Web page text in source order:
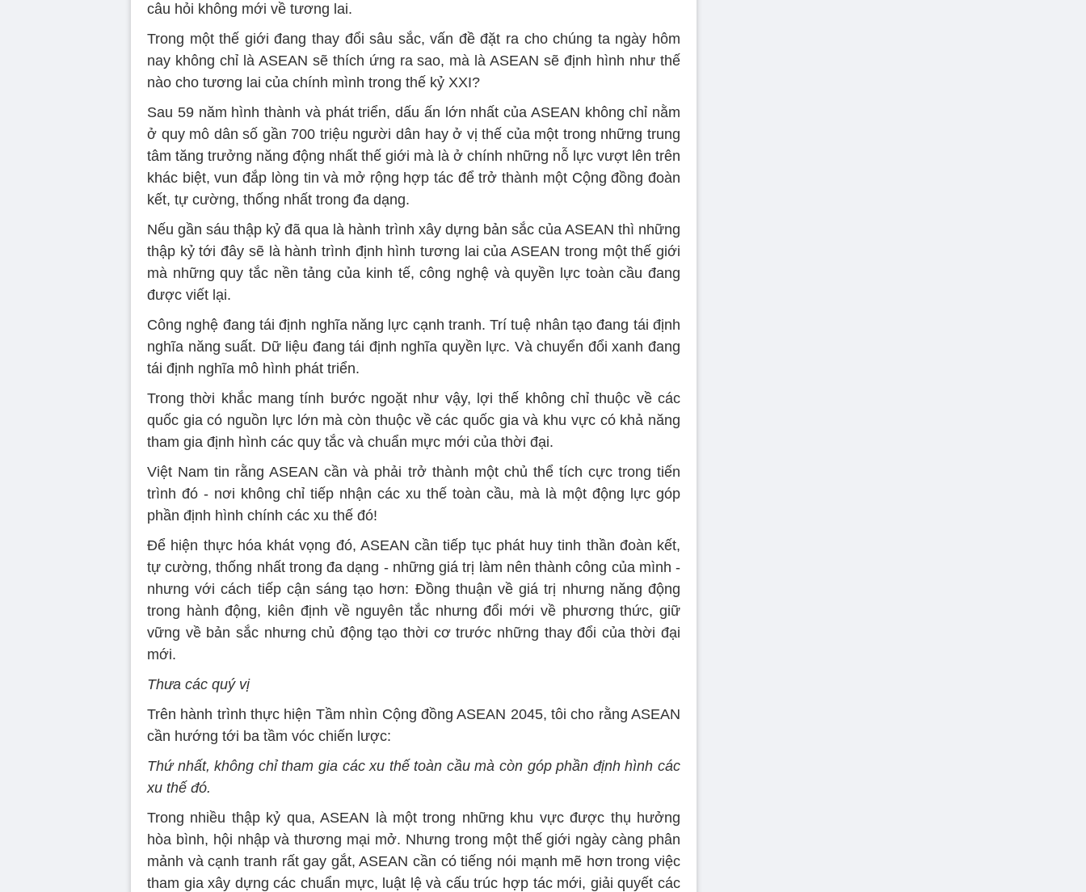
câu hỏi không mới về tương lai.
Trong một thế giới đang thay đổi sâu sắc, vấn đề đặt ra cho chúng ta ngày hôm
nay không chỉ là ASEAN sẽ thích ứng ra sao, mà là ASEAN sẽ định hình như thế
nào cho tương lai của chính mình trong thế kỷ XXI?
Sau 59 năm hình thành và phát triển, dấu ấn lớn nhất của ASEAN không chỉ nằm
ở quy mô dân số gần 700 triệu người dân hay ở vị thế của một trong những trung
tâm tăng trưởng năng động nhất thế giới mà là ở chính những nỗ lực vượt lên trên
khác biệt, vun đắp lòng tin và mở rộng hợp tác để trở thành một Cộng đồng đoàn
kết, tự cường, thống nhất trong đa dạng.
Nếu gần sáu thập kỷ đã qua là hành trình xây dựng bản sắc của ASEAN thì những
thập kỷ tới đây sẽ là hành trình định hình tương lai của ASEAN trong một thế giới
mà những quy tắc nền tảng của kinh tế, công nghệ và quyền lực toàn cầu đang
được viết lại.
Công nghệ đang tái định nghĩa năng lực cạnh tranh. Trí tuệ nhân tạo đang tái định
nghĩa năng suất. Dữ liệu đang tái định nghĩa quyền lực. Và chuyển đổi xanh đang
tái định nghĩa mô hình phát triển.
Trong thời khắc mang tính bước ngoặt như vậy, lợi thế không chỉ thuộc về các
quốc gia có nguồn lực lớn mà còn thuộc về các quốc gia và khu vực có khả năng
tham gia định hình các quy tắc và chuẩn mực mới của thời đại.
Việt Nam tin rằng ASEAN cần và phải trở thành một chủ thể tích cực trong tiến
trình đó - nơi không chỉ tiếp nhận các xu thế toàn cầu, mà là một động lực góp
phần định hình chính các xu thế đó!
Để hiện thực hóa khát vọng đó, ASEAN cần tiếp tục phát huy tinh thần đoàn kết,
tự cường, thống nhất trong đa dạng - những giá trị làm nên thành công của mình -
nhưng với cách tiếp cận sáng tạo hơn: Đồng thuận về giá trị nhưng năng động
trong hành động, kiên định về nguyên tắc nhưng đổi mới về phương thức, giữ
vững về bản sắc nhưng chủ động tạo thời cơ trước những thay đổi của thời đại
mới.
Thưa các quý vị
Trên hành trình thực hiện Tầm nhìn Cộng đồng ASEAN 2045, tôi cho rằng ASEAN
cần hướng tới ba tầm vóc chiến lược:
Thứ nhất, không chỉ tham gia các xu thế toàn cầu mà còn góp phần định hình các
xu thế đó.
Trong nhiều thập kỷ qua, ASEAN là một trong những khu vực được thụ hưởng
hòa bình, hội nhập và thương mại mở. Nhưng trong một thế giới ngày càng phân
mảnh và cạnh tranh rất gay gắt, ASEAN cần có tiếng nói mạnh mẽ hơn trong việc
tham gia xây dựng các chuẩn mực, luật lệ và cấu trúc hợp tác mới, giải quyết các